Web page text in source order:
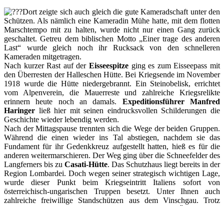
Dort zeigte sich auch gleich die gute Kameradschaft unter den
Schützen. Als nämlich eine Kameradin Mühe hatte, mit dem flotten
Marschtempo mit zu halten, wurde nicht nur einen Gang zurück
geschaltet. Getreu dem biblischen Motto „Einer trage des anderen
Last“ wurde gleich noch ihr Rucksack von den schnelleren
Kameraden mitgetragen.
Nach kurzer Rast auf der Eisseespitze ging es zum Eisseepass mit
den Überresten der Halleschen Hütte. Bei Kriegsende im November
1918 wurde die Hütte niedergebrannt. Ein Steinobelisk, errichtet
vom Alpenverein, die Mauerreste und zahlreiche Kriegsrelikte
erinnern heute noch an damals. Expeditionsführer Manfred
Haringer ließ hier mit seinen eindrucksvollen Schilderungen die
Geschichte wieder lebendig werden.
Nach der Mittagspause trennten sich die Wege der beiden Gruppen.
Während die einen wieder ins Tal abstiegen, nachdem sie das
Fundament für ihr Gedenkkreuz aufgestellt hatten, hieß es für die
anderen weitermarschieren. Der Weg ging über die Schneefelder des
Langferners bis zu Casati-Hütte. Das Schutzhaus liegt bereits in der
Region Lombardei. Doch wegen seiner strategisch wichtigen Lage,
wurde dieser Punkt beim Kriegseintritt Italiens sofort von
österreichisch-ungarischen Truppen besetzt. Unter Ihnen auch
zahlreiche freiwillige Standschützen aus dem Vinschgau. Trotz